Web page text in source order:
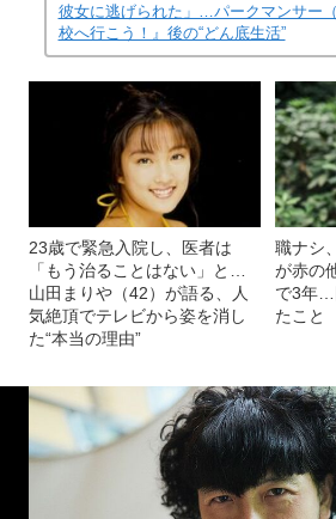
彼女に逃げられた」…パークマンサー
校へ行こう！』後の“どん底生活”
23歳で緊急入院し、医者は
「もう治ることはない」と…
山田まりや（42）が語る、人
気絶頂でテレビから姿を消し
た“本当の理由”
職ナシ
が赤の
で3年…
たこと